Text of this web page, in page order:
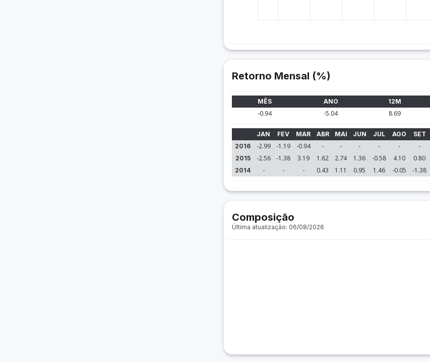
Retorno Mensal (%)
MÊS ANO 12M
-0.94 -5.04 8.69
JAN FEV MAR ABR MAI JUN JUL AGO SET
2016
-2.99 -1.19 -0.94 - - - - - -
2015 -2.56 -1.38 3.19 1.62 2.74 1.36 -0.58 4.10 0.80
2014 - - - 0.43 1.11 0.95 1.46 -0.05 -1.38
Composição
Última atualização: 06/08/2026